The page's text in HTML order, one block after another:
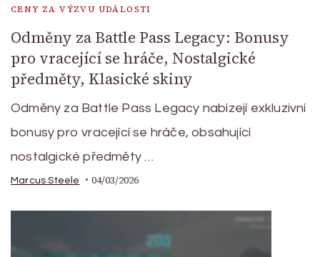
CENY ZA VÝZVU UDÁLOSTI
Odměny za Battle Pass Legacy: Bonusy
pro vracející se hráče, Nostalgické
předměty, Klasické skiny
Odměny za Battle Pass Legacy nabízejí exkluzivní
bonusy pro vracející se hráče, obsahující
nostalgické předměty …
Marcus Steele 04/03/2026